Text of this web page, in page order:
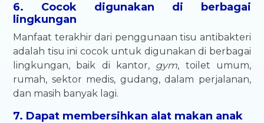
6. Cocok digunakan di berbagai
lingkungan
Manfaat terakhir dari penggunaan tisu antibakteri
adalah tisu ini cocok untuk digunakan di berbagai
lingkungan, baik di kantor, gym, toilet umum,
rumah, sektor medis, gudang, dalam perjalanan,
dan masih banyak lagi.
7. Dapat membersihkan alat makan anak